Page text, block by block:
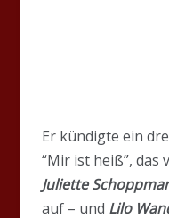
Er kündigte ein
“Mir ist heiß”, das
Juliette
auf – und Lilo